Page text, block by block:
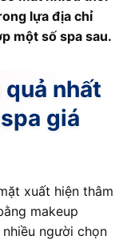
lựa địa chỉ
một số spa sau.
quả nhất
giá
xuất hiện thâm
makeup
người chọn